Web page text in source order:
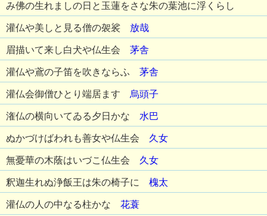
み佛の生れましの日と玉蓮をさな朱の葉池に浮くらし
灌仏や美しと見る僧の袈裟 放哉
眉描いて来し白犬や仏生会 茅舎
灌仏や鳶の子笛を吹きならふ 茅舎
灌仏会御僧ひとり端居ます 烏頭子
潅仏の横向いてゐる夕日かな 水巴
ぬかづけばわれも善女や仏生会 久女
無憂華の木蔭はいづこ仏生会 久女
釈迦生れぬ浄飯王は朱の椅子に 槐太
灌仏の人の中なる柱かな 花蓑